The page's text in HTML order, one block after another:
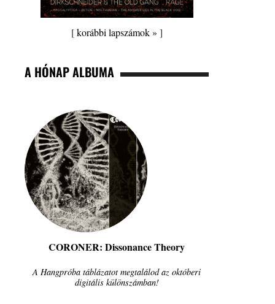
[korábbi lapszámok » ]
A HÓNAP ALBUMA
CORONER: Dissonance Theory
A Hangpróba táblázatot megtalálod az októberi
digitális különszámban!